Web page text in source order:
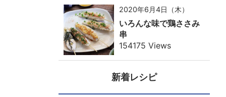
2020年6月4日（木）
いろんな味で鶏ささみ
串
154175 Views
新着レシピ